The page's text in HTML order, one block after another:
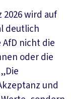
wird auf
deutlich
nicht die
oder die
und